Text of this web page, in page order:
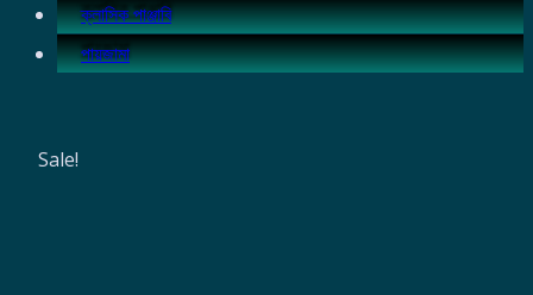
ক্লাসিক পাঞ্জাবি
পায়জামা
Sale!